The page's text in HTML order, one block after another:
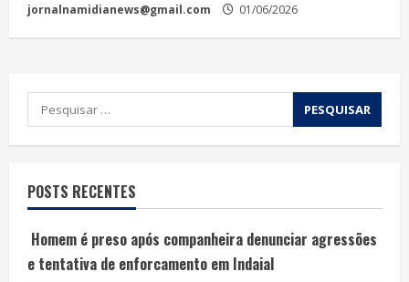
jornalnamidianews@gmail.com 01/06/2026
POSTS RECENTES
Homem é preso após companheira denunciar agressões
e tentativa de enforcamento em Indaial